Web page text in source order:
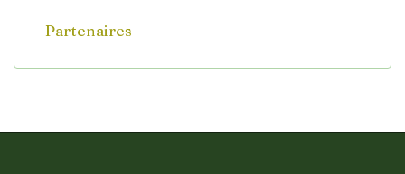
Partenaires